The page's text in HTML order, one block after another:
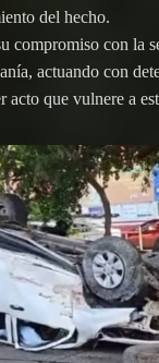
del hecho.
compromiso con la
actuando con
acto que vulnere a